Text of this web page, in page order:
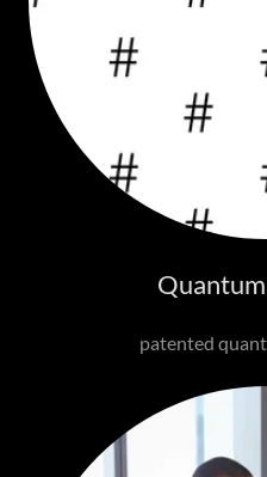
patented